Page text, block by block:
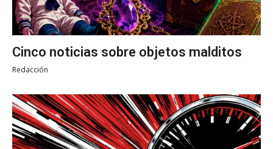
Cinco noticias sobre objetos malditos
Redacción